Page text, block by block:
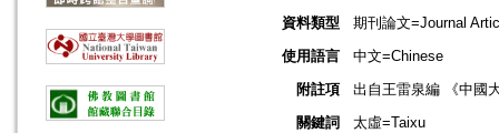
資料類型
期刊論文=Journal
使用語言
中文=Chinese
附註項
出自王雷泉編 《中國
關鍵詞
太虛=Taixu